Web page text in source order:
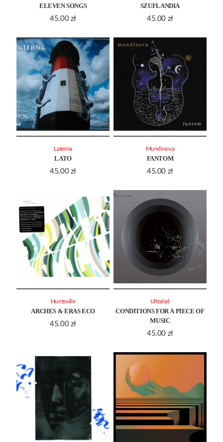
ELEVEN SONGS
45.00 zł
SZUFLANDIA
45.00 zł
LATO
45.00 zł
Laterna
FANTOM
45.00 zł
Mundinova
ARCHES & ERAS ECO
45.00 zł
Huntsville
CONDITIONS FOR A PIECE OF
MUSIC
45.00 zł
Ultralyd